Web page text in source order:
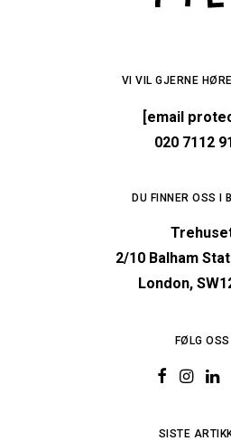
VI VIL GJERNE
[email
020 7112
DU FINNER OSS I
2/10 Balham
London,
FØLG OSS
SISTE